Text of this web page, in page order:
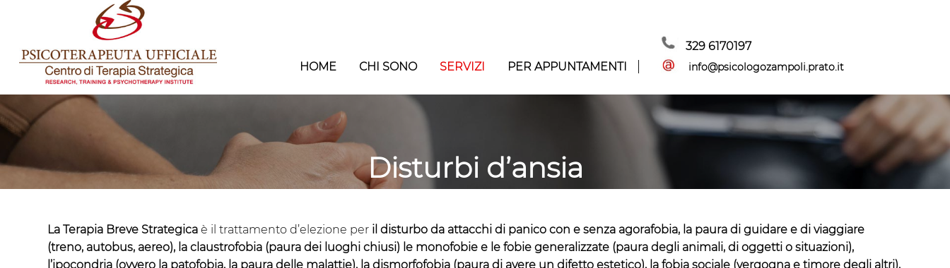
329 6170197
info@psicologozampoli.prato.it
HOME CHI SONO SERVIZI PER APPUNTAMENTI
Disturbi d’ansia
La Terapia Breve Strategica è il trattamento d’elezione per il disturbo da attacchi di panico con e senza agorafobia, la paura di guidare e di viaggiare
(treno, autobus, aereo), la claustrofobia (paura dei luoghi chiusi) le monofobie e le fobie generalizzate (paura degli animali, di oggetti o situazioni),
l’ipocondria (ovvero la patofobia, la paura delle malattie), la dismorfofobia (paura di avere un difetto estetico), la fobia sociale (vergogna e timore degli altri),